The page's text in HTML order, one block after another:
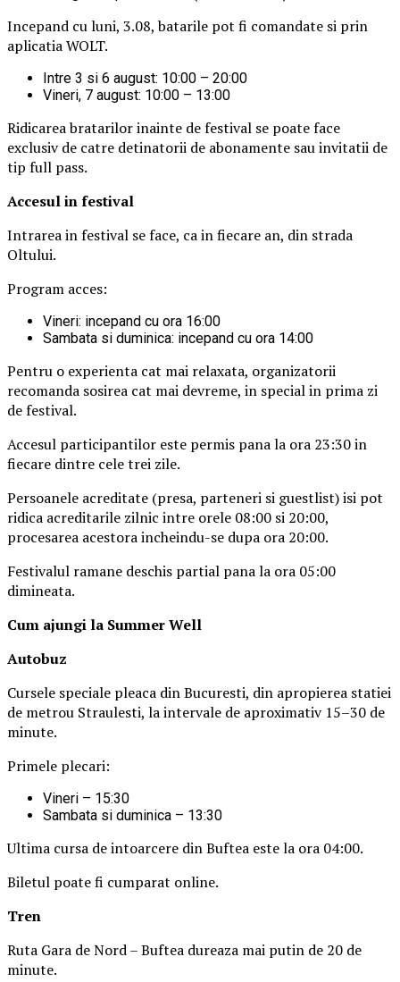
Incepand cu luni, 3.08, batarile pot fi comandate si prin
aplicatia WOLT.
Intre 3 si 6 august: 10:00 – 20:00
Vineri, 7 august: 10:00 – 13:00
Ridicarea bratarilor inainte de festival se poate face
exclusiv de catre detinatorii de abonamente sau invitatii de
tip full pass.
Accesul in festival
Intrarea in festival se face, ca in fiecare an, din strada
Oltului.
Program acces:
Vineri: incepand cu ora 16:00
Sambata si duminica: incepand cu ora 14:00
Pentru o experienta cat mai relaxata, organizatorii
recomanda sosirea cat mai devreme, in special in prima zi
de festival.
Accesul participantilor este permis pana la ora 23:30 in
fiecare dintre cele trei zile.
Persoanele acreditate (presa, parteneri si guestlist) isi pot
ridica acreditarile zilnic intre orele 08:00 si 20:00,
procesarea acestora incheindu-se dupa ora 20:00.
Festivalul ramane deschis partial pana la ora 05:00
dimineata.
Cum ajungi la Summer Well
Autobuz
Cursele speciale pleaca din Bucuresti, din apropierea statiei
de metrou Straulesti, la intervale de aproximativ 15–30 de
minute.
Primele plecari:
Vineri – 15:30
Sambata si duminica – 13:30
Ultima cursa de intoarcere din Buftea este la ora 04:00.
Biletul poate fi cumparat online.
Tren
Ruta Gara de Nord – Buftea dureaza mai putin de 20 de
minute.